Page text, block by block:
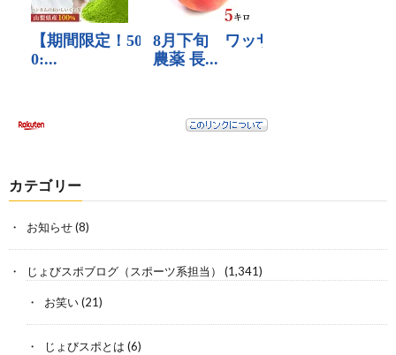
カテゴリー
お知らせ(8)
じょびスポブログ（スポーツ系担当） (1,341)
お笑い(21)
じょびスポとは (6)